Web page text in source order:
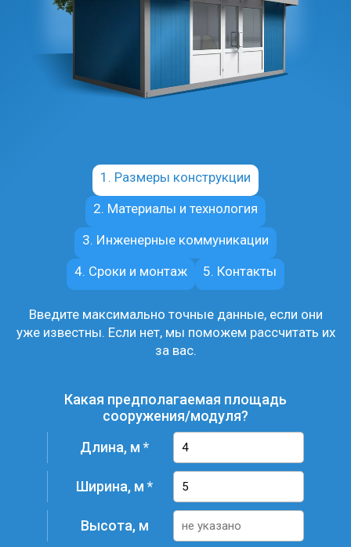
1. Размеры конструкции
2. Материалы и технология
3. Инженерные коммуникации
4. Сроки и монтаж
5. Контакты
Введите максимально точные данные, если они
уже известны. Если нет, мы поможем рассчитать их
за вас.
Какая предполагаемая площадь
сооружения/модуля?
Длина, м
Ширина, м
Высота, м